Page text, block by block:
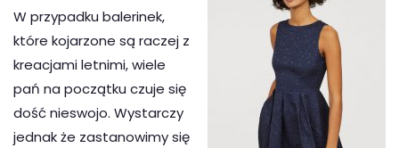
W przypadku balerinek,
które kojarzone są raczej z
kreacjami letnimi, wiele
pań na początku czuje się
dość nieswojo. Wystarczy
jednak że zastanowimy się